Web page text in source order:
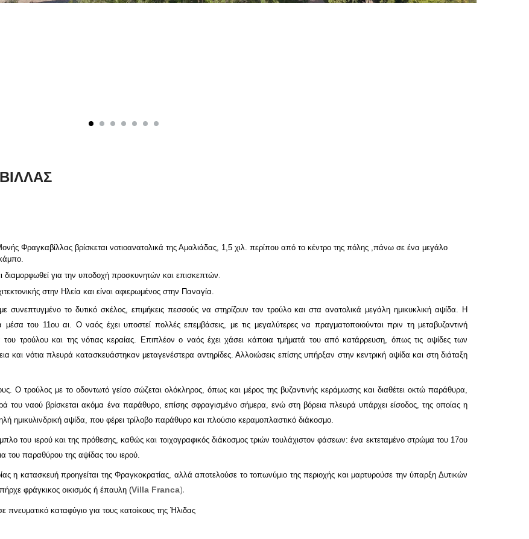
Φραγκαβίλλας βρίσκεται νοτιοανατολικά της Αμαλιάδας, 1,5 χιλ. περίπου από το κέντρο της πόλης ,πάνω σε ένα μεγάλο
διαμορφωθεί για την υποδοχή προσκυνητών και επισκεπτών.
στην Ηλεία και είναι αφιερωμένος στην Παναγία.
συνεπτυγμένο το δυτικό σκέλος, επιμήκεις πεσσούς να στηρίζουν τον τρούλο και στα ανατολικά μεγάλη ημικυκλική αψίδα. Η
του 11ου αι. Ο ναός έχει υποστεί πολλές επεμβάσεις, με τις μεγαλύτερες να πραγματοποιούνται πριν τη μεταβυζαντινή
τρούλου και της νότιας κεραίας. Επιπλέον ο ναός έχει χάσει κάποια τμήματά του από κατάρρευση, όπως τις αψίδες των
και νότια πλευρά κατασκευάστηκαν μεταγενέστερα αντηρίδες. Αλλοιώσεις επίσης υπήρξαν στην κεντρική αψίδα και στη διάταξη
Ο τρούλος με το οδοντωτό γείσο σώζεται ολόκληρος, όπως και μέρος της βυζαντινής κεράμωσης και διαθέτει οκτώ παράθυρα,
του ναού βρίσκεται ακόμα ένα παράθυρο, επίσης σφραγισμένο σήμερα, ενώ στη βόρεια πλευρά υπάρχει είσοδος, της οποίας η
ημικυλινδρική αψίδα, που φέρει τρίλοβο παράθυρο και πλούσιο κεραμοπλαστικό διάκοσμο.
του ιερού και της πρόθεσης, καθώς και τοιχογραφικός διάκοσμος τριών τουλάχιστον φάσεων: ένα εκτεταμένο στρώμα του 17ου
του παραθύρου της αψίδας του ιερού.
η κατασκευή προηγείται της Φραγκοκρατίας, αλλά αποτελούσε το τοπωνύμιο της περιοχής και μαρτυρούσε την ύπαρξη Δυτικών
φράγκικος οικισμός ή έπαυλη (Villa Franca).
καταφύγιο για τους κατοίκους της Ήλιδας